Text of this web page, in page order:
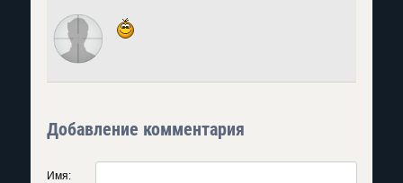
Добавление комментария
Имя: